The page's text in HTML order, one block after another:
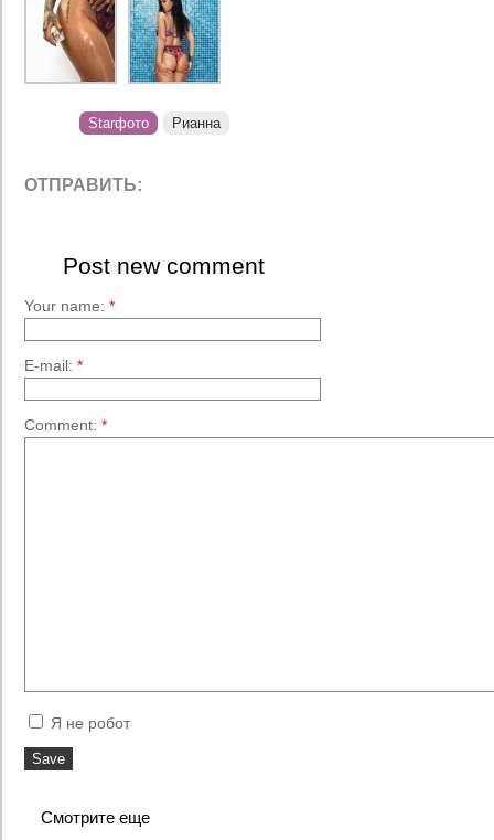
Starфото Рианна
ОТПРАВИТЬ:
Post new comment
Your name: *
E-mail: *
Comment: *
Я не робот
Смотрите еще